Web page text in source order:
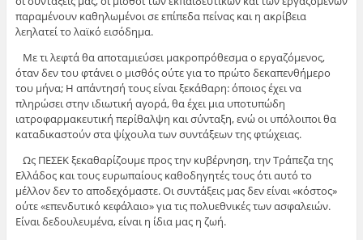
παραμένουν καθηλωμένοι σε επίπεδα πείνας και η ακρίβεια
λεηλατεί το λαϊκό εισόδημα.
Με τι λεφτά θα αποταμιεύσει μακροπρόθεσμα ο εργαζόμενος,
όταν δεν του φτάνει ο μισθός ούτε για το πρώτο δεκαπενθήμερο
του μήνα; Η απάντησή τους είναι ξεκάθαρη: όποιος έχει να
πληρώσει στην ιδιωτική αγορά, θα έχει μια υποτυπώδη
ιατροφαρμακευτική περίθαλψη και σύνταξη, ενώ οι υπόλοιποι θα
καταδικαστούν στα ψίχουλα των συντάξεων της φτώχειας.
Ως ΠΕΣΕΚ ξεκαθαρίζουμε προς την κυβέρνηση, την Τράπεζα της
Ελλάδος και τους ευρωπαίους καθοδηγητές τους ότι αυτό το
μέλλον δεν το αποδεχόμαστε. Οι συντάξεις μας δεν είναι «κόστος»
ούτε «επενδυτικό κεφάλαιο» για τις πολυεθνικές των ασφαλειών.
Είναι δεδουλευμένα, είναι η ίδια μας η ζωή.